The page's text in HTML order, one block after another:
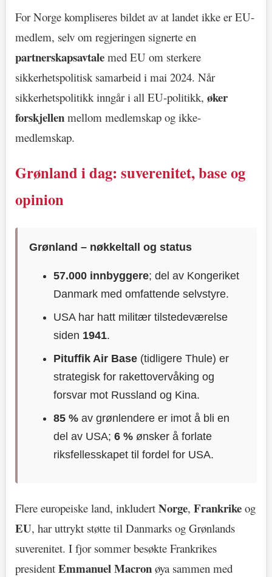
For Norge kompliseres bildet av at landet ikke er EU-
medlem, selv om regjeringen signerte en
partnerskapsavtale med EU om sterkere
sikkerhetspolitisk samarbeid i mai 2024. Når
sikkerhetspolitikk inngår i all EU-politikk, øker
forskjellen mellom medlemskap og ikke-
medlemskap.
Grønland i dag: suverenitet, base og
opinion
Grønland – nøkkeltall og status
57.000 innbyggere; del av Kongeriket
Danmark med omfattende selvstyre.
USA har hatt militær tilstedeværelse
siden 1941.
Pituffik Air Base (tidligere Thule) er
strategisk for rakettovervåking og
forsvar mot Russland og Kina.
85 % av grønlendere er imot å bli en
del av USA;6 % ønsker å forlate
riksfellesskapet til fordel for USA.
Flere europeiske land, inkludert Norge, Frankrike og
EU, har uttrykt støtte til Danmarks og Grønlands
suverenitet. I fjor sommer besøkte Frankrikes
president Emmanuel Macron øya sammen med